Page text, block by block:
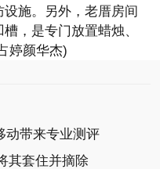
施。另外，老厝房间
，是专门放置蜡烛、
婷颜华杰)
动带来专业测评
其套住并摘除